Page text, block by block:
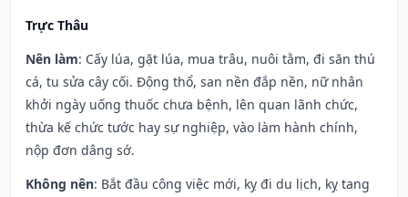
Trực Thâu
Nên làm: Cấy lúa, gặt lúa, mua trâu, nuôi tằm, đi săn thú
cá, tu sửa cây cối. Động thổ, san nền đắp nền, nữ nhân
khởi ngày uống thuốc chưa bệnh, lên quan lãnh chức,
thừa kế chức tước hay sự nghiệp, vào làm hành chính,
nộp đơn dâng sớ.
Không nên: Bắt đầu công việc mới, kỵ đi du lịch, kỵ tang